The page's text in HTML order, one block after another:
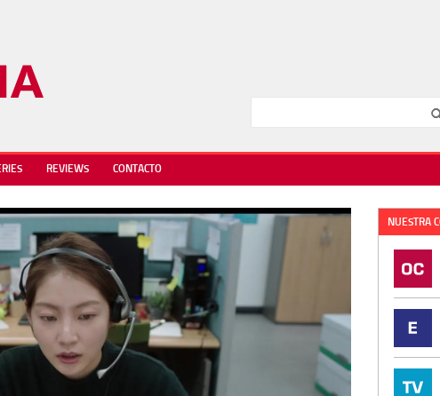
REVIEWS CONTACTO
NUESTRA